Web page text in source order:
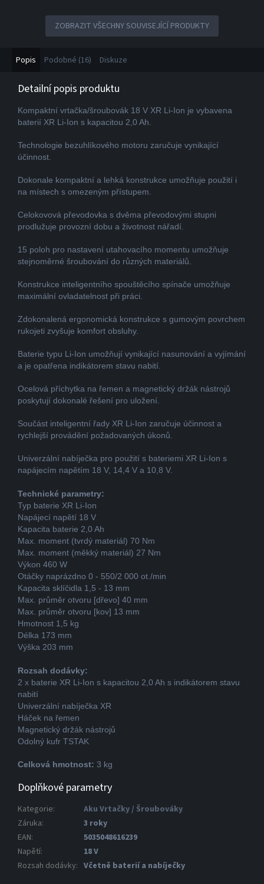
ZOBRAZIT VŠECHNY SOUVISEJÍCÍ PRODUKTY
Popis Podobné (16) Diskuze
Detailní popis produktu
Kompaktní vrtačka/šroubovák 18 V XR Li-Ion je vybavena
baterií XR Li-Ion s kapacitou 2,0 Ah.
Technologie bezuhlíkového motoru zaručuje vynikající
účinnost.
Dokonale kompaktní a lehká konstrukce umožňuje použití i
na místech s omezeným přístupem.
Celokovová převodovka s dvěma převodovými stupni
prodlužuje provozní dobu a životnost nářadí.
15 poloh pro nastavení utahovacího momentu umožňuje
stejnoměrné šroubování do různých materiálů.
Konstrukce inteligentního spouštěcího spínače umožňuje
maximální ovladatelnost při práci.
Zdokonalená ergonomická konstrukce s gumovým povrchem
rukojeti zvyšuje komfort obsluhy.
Baterie typu Li-Ion umožňují vynikající nasunování a vyjímání
a je opatřena indikátorem stavu nabití.
Ocelová příchytka na řemen a magnetický držák nástrojů
poskytují dokonalé řešení pro uložení.
Součást inteligentní řady XR Li-Ion zaručuje účinnost a
rychlejší provádění požadovaných úkonů.
Univerzální nabíječka pro použití s bateriemi XR Li-Ion s
napájecím napětím 18 V, 14,4 V a 10,8 V.
Technické parametry:
Typ baterie XR Li-Ion
Napájecí napětí 18 V
Kapacita baterie 2,0 Ah
Max. moment (tvrdý materiál) 70 Nm
Max. moment (měkký materiál) 27 Nm
Výkon 460 W
Otáčky naprázdno 0 - 550/2 000 ot./min
Kapacita sklíčidla 1,5 - 13 mm
Max. průměr otvoru [dřevo] 40 mm
Max. průměr otvoru [kov] 13 mm
Hmotnost 1,5 kg
Délka 173 mm
Výška 203 mm
Rozsah dodávky:
2 x baterie XR Li-Ion s kapacitou 2,0 Ah s indikátorem stavu
nabití
Univerzální nabíječka XR
Háček na řemen
Magnetický držák nástrojů
Odolný kufr TSTAK
Celková hmotnost: 3 kg
Doplňkové parametry
Kategorie:
Aku Vrtačky / Šroubováky
Záruka:
3 roky
EAN:
5035048616239
Napětí:
18 V
Rozsah dodávky: Včetně baterií a nabíječky